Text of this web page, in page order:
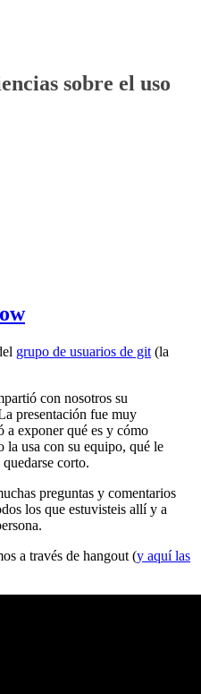
sobre el uso
grupo de usuarios de git (la
con nosotros su
presentación fue muy
a exponer qué es y cómo
la usa con su equipo, qué le
corto.
preguntas y comentarios
los que estuvisteis allí y a
a través de hangout (y aquí las